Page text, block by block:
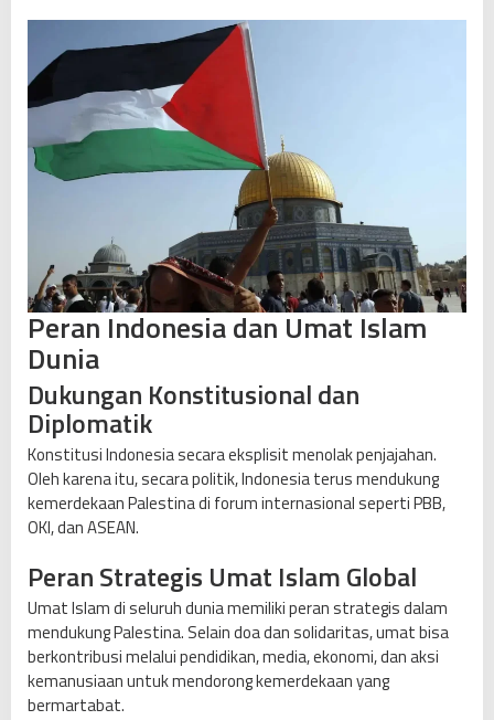
Peran Indonesia dan Umat Islam
Dunia
Dukungan Konstitusional dan
Diplomatik
Konstitusi Indonesia secara eksplisit menolak penjajahan.
Oleh karena itu, secara politik, Indonesia terus mendukung
kemerdekaan Palestina di forum internasional seperti PBB,
OKI, dan ASEAN.
Peran Strategis Umat Islam Global
Umat Islam di seluruh dunia memiliki peran strategis dalam
mendukung Palestina. Selain doa dan solidaritas, umat bisa
berkontribusi melalui pendidikan, media, ekonomi, dan aksi
kemanusiaan untuk mendorong kemerdekaan yang
bermartabat.